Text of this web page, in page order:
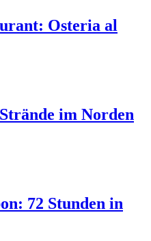
Osteria al
im Norden
72 Stunden in